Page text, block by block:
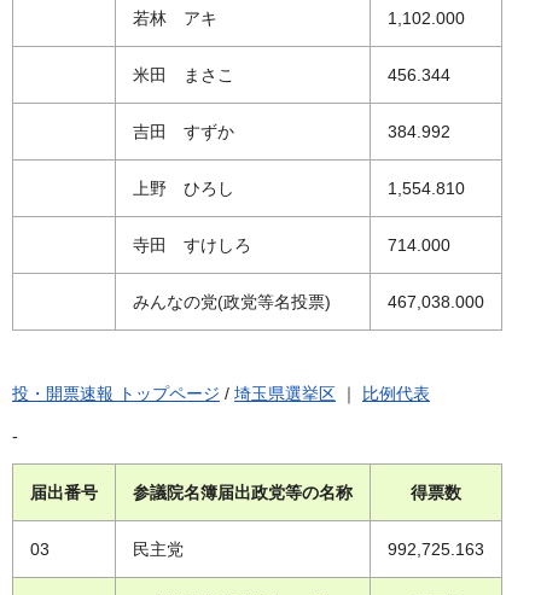
若林 アキ 1,102.000
米田 まさこ 456.344
吉田 すずか 384.992
上野 ひろし 1,554.810
寺田 すけしろ 714.000
みんなの党(政党等名投票) 467,038.000
投・開票速報 トップページ / 埼玉県選挙区 ｜ 比例代表
-
届出番号 参議院名簿届出政党等の名称 得票数
03 民主党 992,725.163